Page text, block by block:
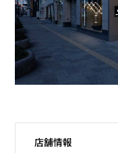
店舗情報